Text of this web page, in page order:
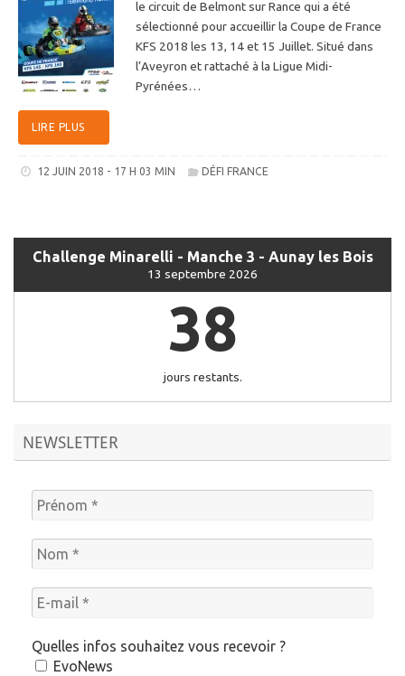
le circuit de Belmont sur Rance qui a été
sélectionné pour accueillir la Coupe de France
KFS 2018 les 13, 14 et 15 Juillet. Situé dans
l’Aveyron et rattaché à la Ligue Midi-
Pyrénées…
LIRE PLUS
12 JUIN 2018 - 17 H 03 MIN DÉFI FRANCE
Challenge Minarelli - Manche 3 - Aunay les Bois
13 septembre 2026
38
jours restants.
NEWSLETTER
Quelles infos souhaitez vous recevoir ?
EvoNews